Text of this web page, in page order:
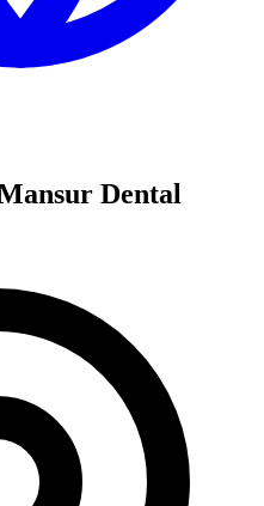
Dental